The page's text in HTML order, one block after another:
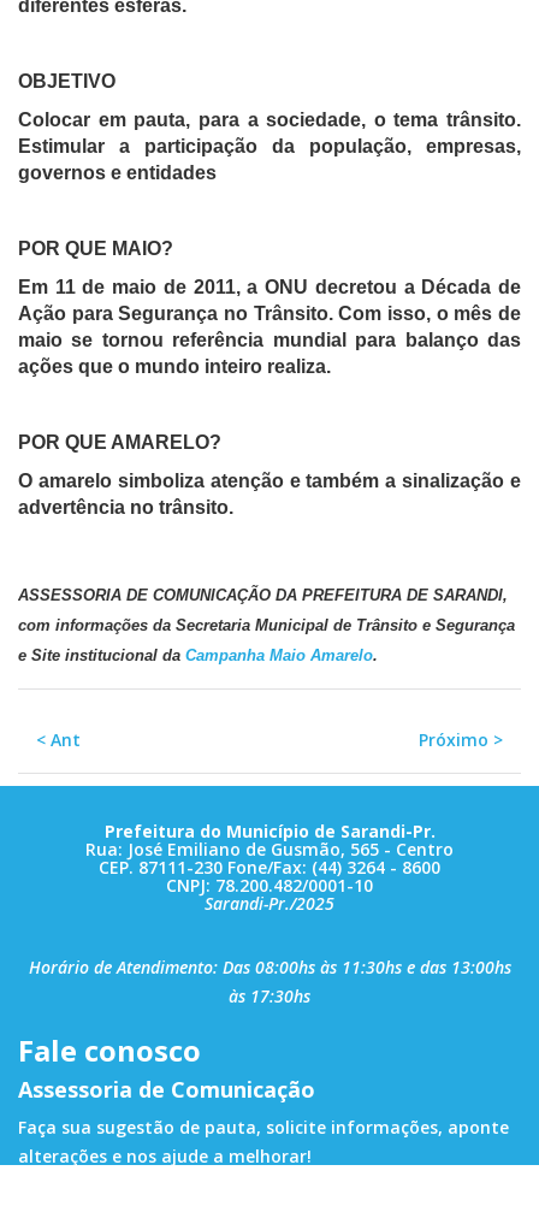
diferentes esferas.
OBJETIVO
Colocar em pauta, para a sociedade, o tema trânsito.
Estimular a participação da população, empresas,
governos e entidades
POR QUE MAIO?
Em 11 de maio de 2011, a ONU decretou a Década de
Ação para Segurança no Trânsito. Com isso, o mês de
maio se tornou referência mundial para balanço das
ações que o mundo inteiro realiza.
POR QUE AMARELO?
O amarelo simboliza atenção e também a sinalização e
advertência no trânsito.
ASSESSORIA DE COMUNICAÇÃO DA PREFEITURA DE SARANDI,
com informações da Secretaria Municipal de Trânsito e Segurança
e Site institucional da Campanha Maio Amarelo.
< Ant Próximo >
Prefeitura do Município de Sarandi-Pr.
Rua: José Emiliano de Gusmão, 565 - Centro
CEP. 87111-230 Fone/Fax: (44) 3264 - 8600
CNPJ: 78.200.482/0001-10
Sarandi-Pr./2025
Horário de Atendimento: Das 08:00hs às 11:30hs e das 13:00hs
às 17:30hs
Fale conosco
Assessoria de Comunicação
Faça sua sugestão de pauta, solicite informações, aponte
alterações e nos ajude a melhorar!